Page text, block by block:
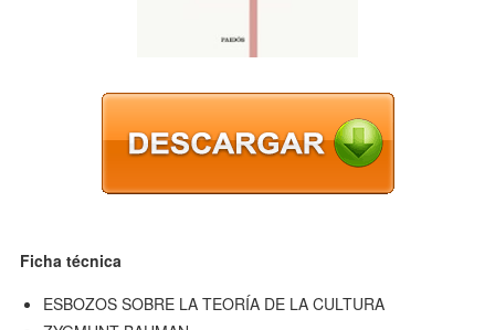
Ficha técnica
ESBOZOS SOBRE LA TEORÍA DE LA CULTURA